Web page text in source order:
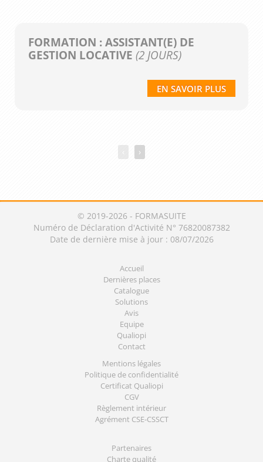
FORMATION : ASSISTANT(E) DE
GESTION LOCATIVE (2 JOURS)
EN SAVOIR PLUS
›
© 2019-2026 - FORMASUITE
Numéro de Déclaration d'Activité N° 76820087382
Date de dernière mise à jour : 08/07/2026
Accueil
Dernières places
Catalogue
Solutions
Avis
Equipe
Qualiopi
Contact
Mentions légales
Politique de confidentialité
Certificat Qualiopi
CGV
Règlement intérieur
Agrément CSE-CSSCT
Partenaires
Charte qualité